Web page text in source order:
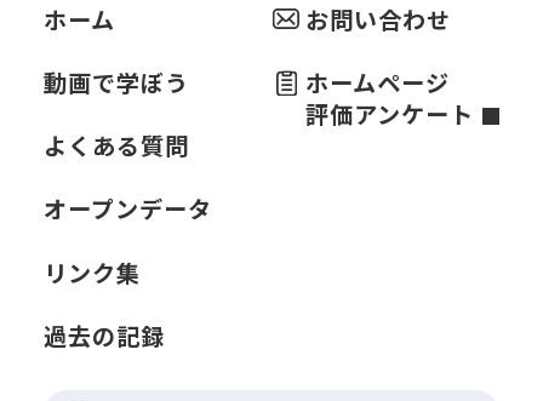
ホーム
動画で学ぼう
よくある質問
オープンデータ
リンク集
過去の記録
お問い合わせ
ホームページ
評価アンケート